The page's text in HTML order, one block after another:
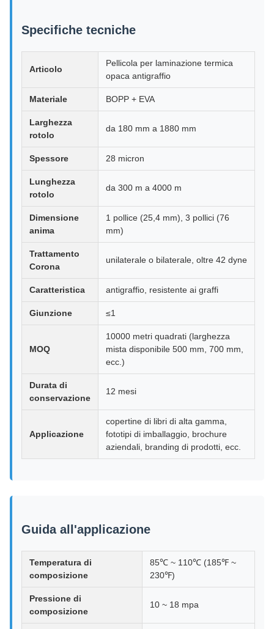
Specifiche tecniche
Articolo
Pellicola per laminazione termica
opaca antigraffio
Materiale BOPP + EVA
Larghezza
rotolo
da 180 mm a 1880 mm
Spessore 28 micron
Lunghezza
rotolo
da 300 m a 4000 m
Dimensione
anima
1 pollice (25,4 mm), 3 pollici (76
mm)
Trattamento
Corona
unilaterale o bilaterale, oltre 42 dyne
Caratteristica antigraffio, resistente ai graffi
Giunzione ≤1
MOQ
10000 metri quadrati (larghezza
mista disponibile 500 mm, 700 mm,
ecc.)
Durata di
conservazione
12 mesi
Applicazione
copertine di libri di alta gamma,
fototipi di imballaggio, brochure
aziendali, branding di prodotti, ecc.
Guida all'applicazione
Temperatura di
composizione
85℃ ~ 110℃ (185℉ ~
230℉)
Pressione di
composizione
10 ~ 18 mpa